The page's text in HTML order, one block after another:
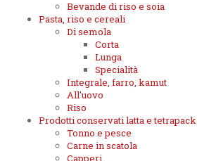
Bevande di riso e soia
Pasta, riso e cereali
Di semola
Corta
Lunga
Specialità
Integrale, farro, kamut
All'uovo
Riso
Prodotti conservati latta e tetrapack
Tonno e pesce
Carne in scatola
Capperi